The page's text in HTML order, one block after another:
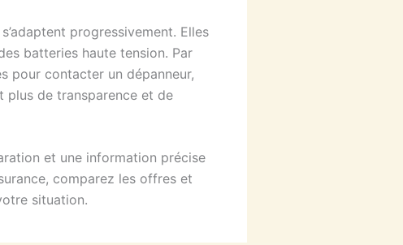
progressivement. Elles
batteries haute tension. Par
pour contacter un dépanneur,
plus de transparence et de
et une information précise
comparez les offres et
situation.